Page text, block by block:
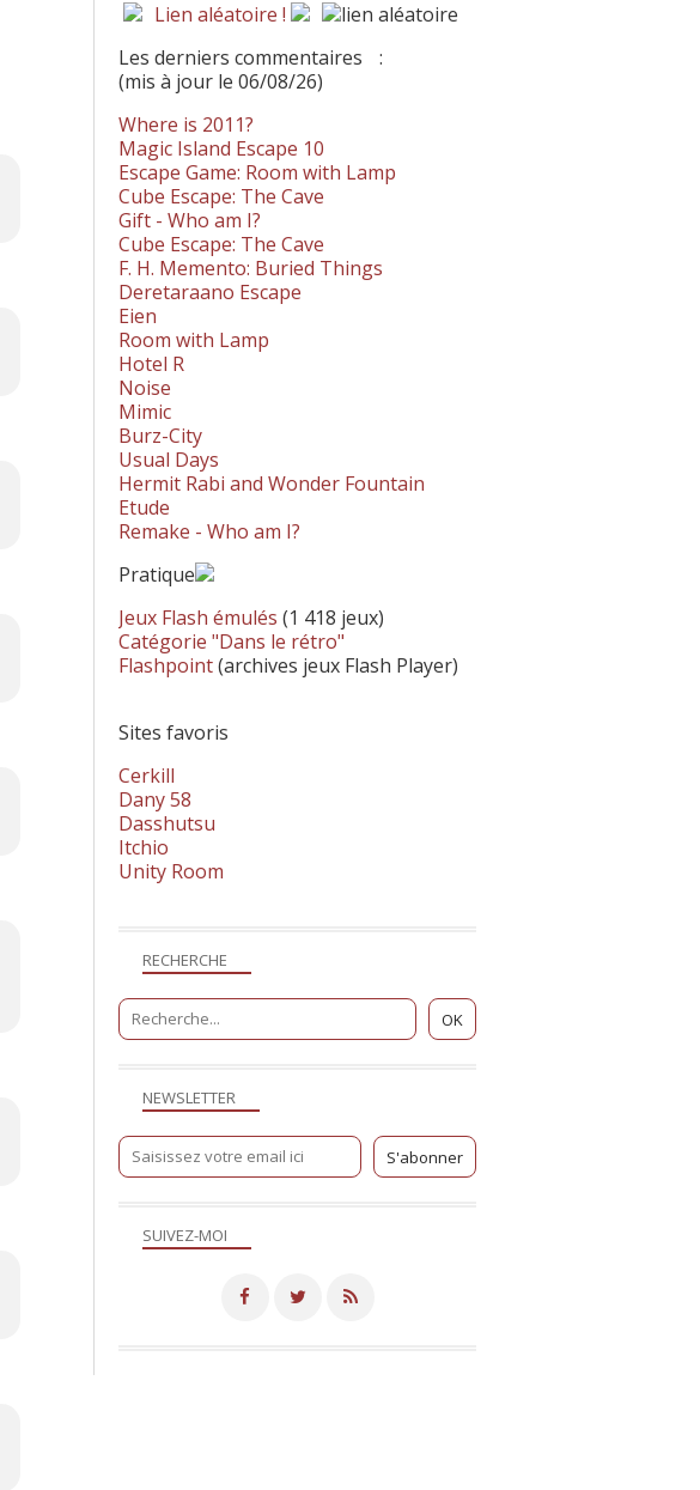
NEWSLETTER
SUIVEZ-MOI
RECHERCHE
Lien aléatoire !
Les derniers commentaires
:
(mis à jour le 06/08/26)
Where is 2011?
Magic Island Escape 10
Escape Game: Room with Lamp
Cube Escape: The Cave
Gift - Who am I?
Cube Escape: The Cave
F. H. Memento: Buried Things
Deretaraano Escape
Eien
Room with Lamp
Hotel R
Noise
Mimic
Burz-City
Usual Days
Hermit Rabi and Wonder Fountain
Etude
Remake - Who am I?
Pratique
Jeux Flash émulés (1 418 jeux)
Catégorie "Dans le rétro"
Flashpoint(archives jeux Flash Player)
Sites favoris
Cerkill
Dany 58
Dasshutsu
Itchio
Unity Room